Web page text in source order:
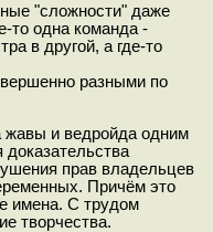
"сложности" даже
то одна команда -
в другой, а где-то
разными по
жавы и ведройда одним
доказательства
прав владельцев
Причём это
имена. С трудом
творчества.